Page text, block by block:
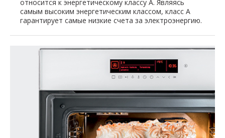
относится к энергетическому классу A. Являясь
самым высоким энергетическим классом, класс A
гарантирует самые низкие счета за электроэнергию.